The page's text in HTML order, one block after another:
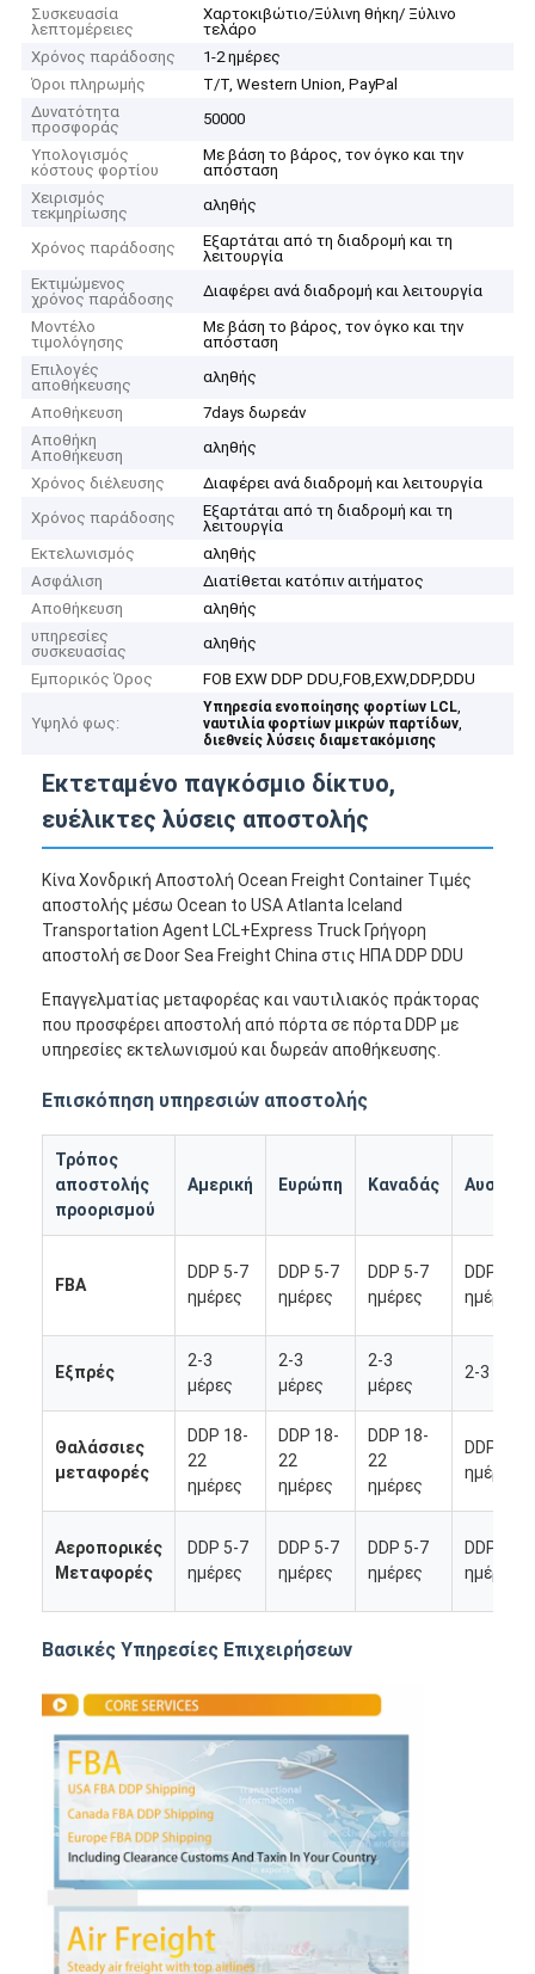
Σχετικά με εμάς
Γύρος εργοστασίων
Ποιοτικός έλεγχος
επαφή
Συνομιλία τώρα
Συσκευασία
λεπτομέρειες
Χαρτοκιβώτιο/Ξύλινη θήκη/ Ξύλινο
τελάρο
Χρόνος παράδοσης
1-2 ημέρες
Όροι πληρωμής
T/T, Western Union, PayPal
Δυνατότητα
προσφοράς
50000
Υπολογισμός
κόστους φορτίου
Με βάση το βάρος, τον όγκο και την
απόσταση
Χειρισμός
τεκμηρίωσης
αληθής
Χρόνος παράδοσης
Εξαρτάται από τη διαδρομή και τη
λειτουργία
Εκτιμώμενος
χρόνος παράδοσης
Διαφέρει ανά διαδρομή και λειτουργία
Μοντέλο
τιμολόγησης
Με βάση το βάρος, τον όγκο και την
απόσταση
Επιλογές
αποθήκευσης
αληθής
Αποθήκευση
7days δωρεάν
Αποθήκη
Αποθήκευση
αληθής
Χρόνος διέλευσης
Διαφέρει ανά διαδρομή και λειτουργία
Χρόνος παράδοσης
Εξαρτάται από τη διαδρομή και τη
λειτουργία
Εκτελωνισμός
αληθής
Ασφάλιση
Διατίθεται κατόπιν αιτήματος
Αποθήκευση
αληθής
υπηρεσίες
συσκευασίας
αληθής
Εμπορικός Όρος
FOB EXW DDP DDU,FOB,EXW,DDP,DDU
Υψηλό φως:
Υπηρεσία ενοποίησης φορτίων LCL,
ναυτιλία φορτίων μικρών παρτίδων,
διεθνείς λύσεις διαμετακόμισης
Εκτεταμένο παγκόσμιο δίκτυο,
ευέλικτες λύσεις αποστολής
Κίνα Χονδρική Αποστολή Ocean Freight Container Τιμές
αποστολής μέσω Ocean to USA Atlanta Iceland
Transportation Agent LCL+Express Truck Γρήγορη
αποστολή σε Door Sea Freight China στις ΗΠΑ DDP DDU
Επαγγελματίας μεταφορέας και ναυτιλιακός πράκτορας
που προσφέρει αποστολή από πόρτα σε πόρτα DDP με
υπηρεσίες εκτελωνισμού και δωρεάν αποθήκευσης.
Επισκόπηση υπηρεσιών αποστολής
Τρόπος
αποστολής
προορισμού
Αμερική Ευρώπη Καναδάς
FBA
DDP 5-7
ημέρες
DDP 5-7
ημέρες
DDP 5-7
ημέρες
DDP 5-7
ημέρες
Εξπρές
2-3
μέρες
2-3
μέρες
2-3
μέρες
2-3
Θαλάσσιες
μεταφορές
DDP 18-
22
ημέρες
DDP 18-
22
ημέρες
DDP 18-
22
ημέρες
DDP 18-
ημέρες
Αεροπορικές
Μεταφορές
DDP 5-7
ημέρες
DDP 5-7
ημέρες
DDP 5-7
ημέρες
DDP 5-7
ημέρες
Βασικές Υπηρεσίες Επιχειρήσεων